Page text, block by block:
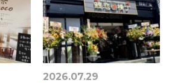
2026.07.29